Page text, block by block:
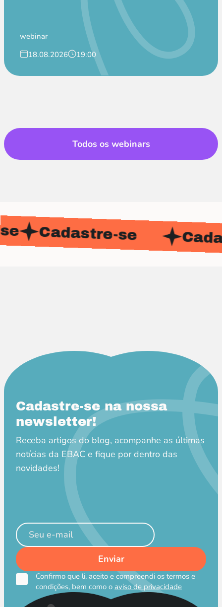
webinar
18.08.2026
19:00
Todos os webinars
Cadastre-se
Cadastre-se na nossa
newsletter!
Receba artigos do blog, acompanhe as últimas
notícias da EBAC e fique por dentro das
novidades!
Confirmo que li, aceito e compreendi os termos e
condições, bem como o aviso de privacidade